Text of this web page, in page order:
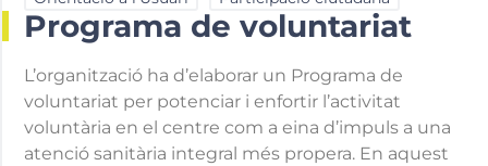
Programa de voluntariat
L’organització ha d’elaborar un Programa de
voluntariat per potenciar i enfortir l’activitat
voluntària en el centre com a eina d’impuls a una
atenció sanitària integral més propera. En aquest